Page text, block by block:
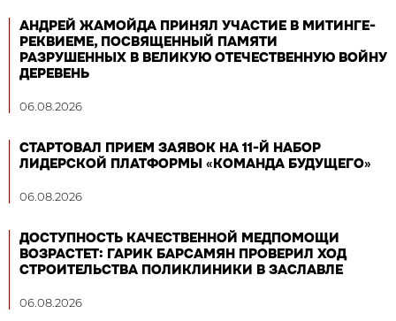
АНДРЕЙ ЖАМОЙДА ПРИНЯЛ УЧАСТИЕ В МИТИНГЕ-
РЕКВИЕМЕ, ПОСВЯЩЕННЫЙ ПАМЯТИ
РАЗРУШЕННЫХ В ВЕЛИКУЮ ОТЕЧЕСТВЕННУЮ ВОЙНУ
ДЕРЕВЕНЬ
06.08.2026
СТАРТОВАЛ ПРИЕМ ЗАЯВОК НА 11-Й НАБОР
ЛИДЕРСКОЙ ПЛАТФОРМЫ «КОМАНДА БУДУЩЕГО»
06.08.2026
ДОСТУПНОСТЬ КАЧЕСТВЕННОЙ МЕДПОМОЩИ
ВОЗРАСТЕТ: ГАРИК БАРСАМЯН ПРОВЕРИЛ ХОД
СТРОИТЕЛЬСТВА ПОЛИКЛИНИКИ В ЗАСЛАВЛЕ
06.08.2026